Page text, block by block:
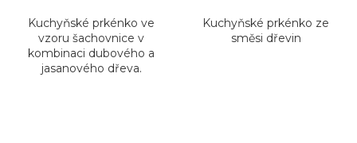
Kuchyňské prkénko ve
vzoru šachovnice v
kombinaci dubového a
jasanového dřeva.
Kuchyňské prkénko ze
směsi dřevin